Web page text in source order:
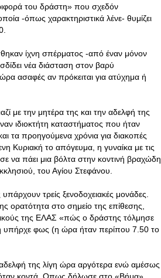
του δράστη» που σχεδόν
-όπως χαρακτηριστικά λένε- θυμίζει
ίχνη σπέρματος -από έναν μόνον
νέα διάσταση στον βαρύ
ασαφές αν πρόκειται για ατύχημα ή
με την μητέρα της και την αδελφή της
ιδιοκτήτη καταστήματος που ήταν
τα προηγούμενα χρόνια για διακοπές
Κυριακή το απόγευμα, η γυναίκα με τις
να πάει μια βόλτα στην κοντινή βραχώδη
του Αγίου Στεφάνου.
τρείς ξενοδοχειακές μονάδες.
ορατότητα στο σημείο της επίθεσης,
της ΕΛΑΣ «πώς ο δράστης τόλμησε
υπήρχε φως (η ώρα ήταν περίπου 7.50 το
της λίγη ώρα αργότερα ενώ αμέσως